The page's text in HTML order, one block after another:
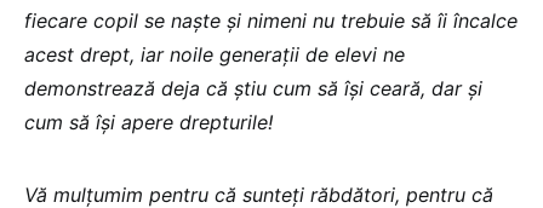
fiecare copil se naște și nimeni nu trebuie să îi încalce
acest drept, iar noile generații de elevi ne
demonstrează deja că știu cum să își ceară, dar și
cum să își apere drepturile!
Vă mulțumim pentru că sunteți răbdători, pentru că